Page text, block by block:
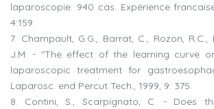
laparoscopie. 940 cas. Expérience
4:159.
7. Champault, G.G., Barrat, C., Rozon, R.C.,
J.M. - "The effect of the learning curve
laparoscopic treatment for
Laparosc. end Percut Tech., 1999, 9: 375.
8. Contini, S., Scarpignato, C. - Does